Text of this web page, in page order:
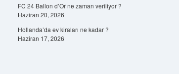
FC 24 Ballon d’Or ne zaman veriliyor ?
Haziran 20, 2026
Hollanda’da ev kiraları ne kadar ?
Haziran 17, 2026